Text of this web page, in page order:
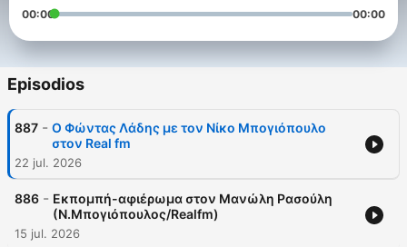
00:00 00:00
Episodios
887 - Ο Φώντας Λάδης με τον Νίκο Μπογιόπουλο
στον Real fm
22 jul. 2026
886 - Εκπομπή-αφιέρωμα στον Μανώλη Ρασούλη
(Ν.Μπογιόπουλος/Realfm)
15 jul. 2026